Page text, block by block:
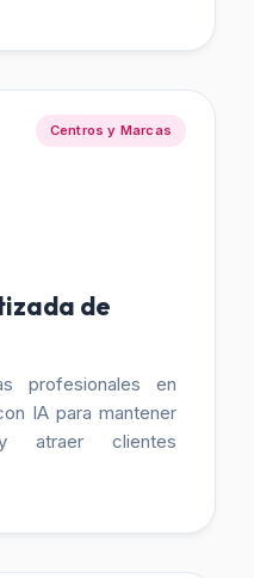
Centros y Marcas
de
profesionales en
IA para mantener
clientes